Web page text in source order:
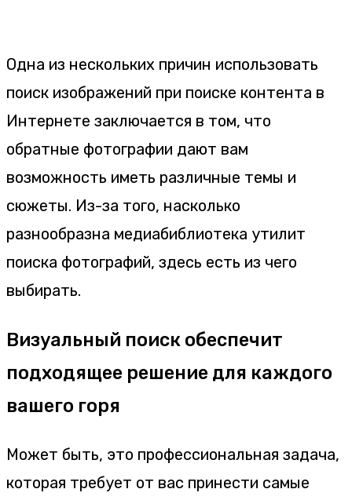
Одна из нескольких причин использовать
поиск изображений при поиске контента в
Интернете заключается в том, что
обратные фотографии дают вам
возможность иметь различные темы и
сюжеты. Из-за того, насколько
разнообразна медиабиблиотека утилит
поиска фотографий, здесь есть из чего
выбирать.
Визуальный поиск обеспечит
подходящее решение для каждого
вашего горя
Может быть, это профессиональная задача,
которая требует от вас принести самые